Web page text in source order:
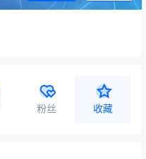
粉丝 收藏